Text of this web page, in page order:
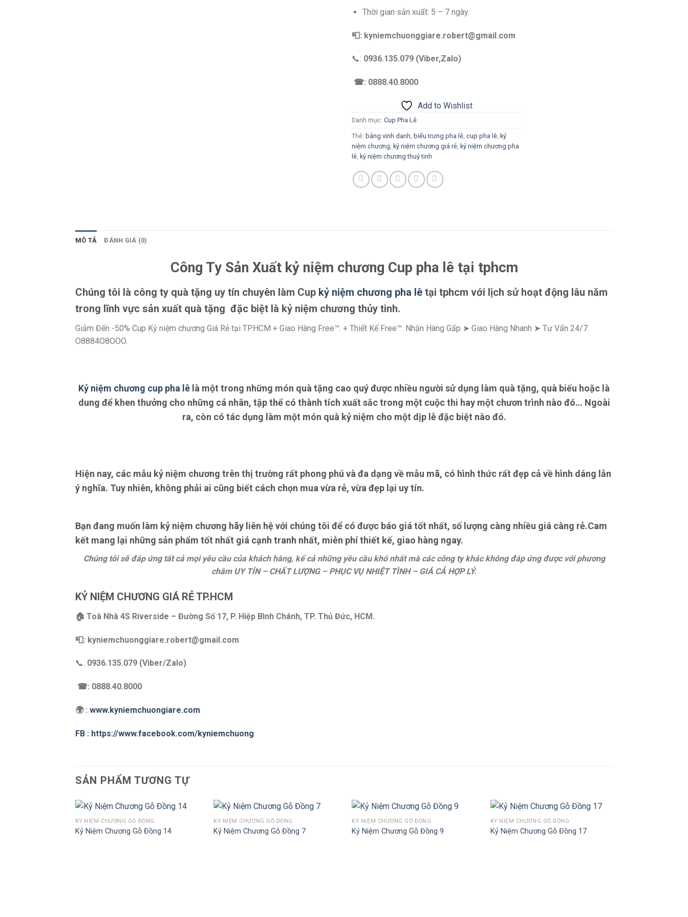
Thời gian sản xuất: 5 – 7 ngày.
📮: kyniemchuonggiare.robert@gmail.com
📞: 0936.135.079 (Viber,Zalo)
☎: 0888.40.8000
Add to Wishlist
Danh mục: Cup Pha Lê
Thẻ: bảng vinh danh biểu trưng pha lê cup pha lê kỷ
niệm chương kỷ niệm chương giá rẻ kỷ niệm chương pha
lê kỷ niệm chương thuỷ tinh
MÔ TẢ ĐÁNH GIÁ (0)
Công Ty Sản Xuất kỷ niệm chương Cup pha lê tại tphcm
Chúng tôi là công ty quà tặng uy tín chuyên làm Cup kỷ niệm chương pha lê tại tphcm với lịch sử hoạt động lâu năm
trong lĩnh vực sản xuất quà tặng đặc biệt là kỷ niệm chương thủy tinh.
Giảm Đến -50% Cup Kỷ niệm chương Giá Rẻ tại TP.HCM + Giao Hàng Free™. + Thiết Kế Free™. Nhận Hàng Gấp ➤ Giao Hàng Nhanh ➤ Tư Vấn 24/7
O8884O8OOO.
Kỷ niệm chương cup pha lê là một trong những món quà tặng cao quý được nhiều người sử dụng làm quà tặng, quà biếu hoặc là
dung để khen thưởng cho những cá nhân, tập thể có thành tích xuất sắc trong một cuộc thi hay một chươn trình nào đó… Ngoài
ra, còn có tác dụng làm một món quà kỷ niệm cho một dịp lễ đặc biệt nào đó.
Hiện nay, các mẫu kỷ niệm chương trên thị trường rất phong phú và đa dạng về mẫu mã, có hình thức rất đẹp cả về hình dáng lẫn
ý nghĩa. Tuy nhiên, không phải ai cũng biết cách chọn mua vừa rẻ, vừa đẹp lại uy tín.
Bạn đang muốn làm kỷ niệm chương hãy liên hệ với chúng tôi để có được báo giá tốt nhất, số lượng càng nhiều giá càng rẻ.Cam
kết mang lại những sản phẩm tốt nhất giá cạnh tranh nhất, miễn phí thiết kế, giao hàng ngay.
Chúng tôi sẽ đáp ứng tất cả mọi yêu cầu của khách hàng, kể cả những yêu cầu khó nhất mà các công ty khác không đáp ứng được với phương
châm UY TÍN – CHẤT LƯỢNG – PHỤC VỤ NHIỆT TÌNH – GIÁ CẢ HỢP LÝ.
KỶ NIỆM CHƯƠNG GIÁ RẺ TP.HCM
🏠 Toà Nhà 4S Riverside – Đường Số 17, P. Hiệp Bình Chánh, TP. Thủ Đức, HCM.
📮: kyniemchuonggiare.robert@gmail.com
📞: 0936.135.079 (Viber/Zalo)
☎: 0888.40.8000
🌍 : www.kyniemchuongiare.com
FB : https://www.facebook.com/kyniemchuong
SẢN PHẨM TƯƠNG TỰ
KỶ NIỆM CHƯƠNG GỖ ĐỒNG
Kỷ Niệm Chương Gỗ Đồng 14
KỶ NIỆM CHƯƠNG GỖ ĐỒNG
Kỷ Niệm Chương Gỗ Đồng 7
KỶ NIỆM CHƯƠNG GỖ ĐỒNG
Kỷ Niệm Chương Gỗ Đồng 9
KỶ NIỆM CHƯƠNG GỖ ĐỒNG
Kỷ Niệm Chương Gỗ Đồng 17